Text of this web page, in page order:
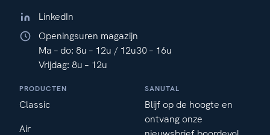
LinkedIn
Openingsuren magazijn
Ma – do: 8u – 12u / 12u30 – 16u
Vrijdag: 8u – 12u
PRODUCTEN
Classic
Air
SANUTAL
Blijf op de hoogte en
ontvang onze